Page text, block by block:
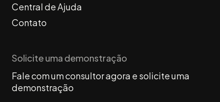
Central de Ajuda
Contato
Solicite uma demonstração
Fale com um consultor agora e solicite uma
demonstração